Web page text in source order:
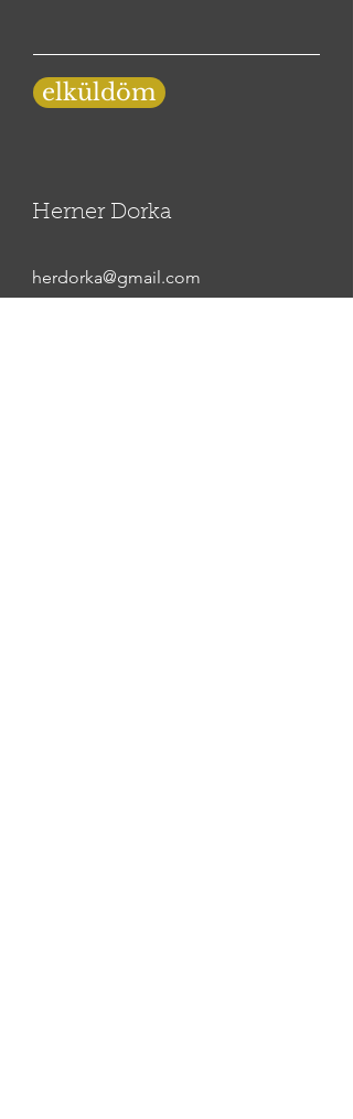
elküldöm
Herner Dorka
herdorka@gmail.com